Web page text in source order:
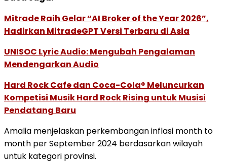
Mitrade Raih Gelar “AI Broker of the Year 2026”,
Hadirkan MitradeGPT Versi Terbaru di Asia
UNISOC Lyric Audio: Mengubah Pengalaman
Mendengarkan Audio
Hard Rock Cafe dan Coca-Cola® Meluncurkan
Kompetisi Musik Hard Rock Rising untuk Musisi
Pendatang Baru
Amalia menjelaskan perkembangan inflasi month to
month per September 2024 berdasarkan wilayah
untuk kategori provinsi.